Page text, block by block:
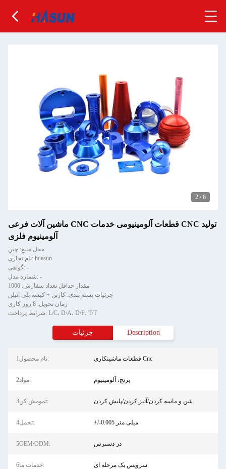
2 / 6
ماشین آلات فرعی CNC قطعات آلومینیومی خدمات CNC تولید
آلومینیوم فلزی
محل منبع: چین
نام تجاری: huasun
گواهی: -
شماره مدل: -
مقدار حداقل تعداد سفارش: 1000
جزئیات بسته بندی: کارتن + کیسه پلی اتیلن
زمان تحویل: 8 روز کاری
شرایط پرداخت: L/C، D/A، D/P، T/T
جزئیات Description
1نام محصول: قطعات ماشینکاری Cnc
2مواد: برنج، آلومینیوم
3تمومش کن: شن و ماسه کردن/آنیز کردن/پلیش کردن
4تحمل: +/-0.005 میلی متر
5OEM/ODM: در دسترس
6خدمات ما: سرویس یک مرحله ای